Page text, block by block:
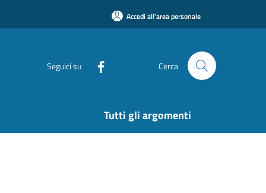
Accedi all'area personale
Seguici su Cerca
Tutti gli argomenti